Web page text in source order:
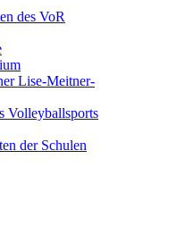
des VoR
Lise-Meitner-
Volleyballsports
der Schulen